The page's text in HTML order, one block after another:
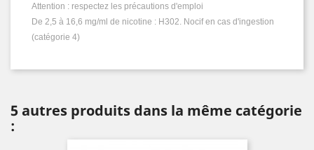
Attention : respectez les précautions d'emploi
De 2,5 à 16,6 mg/ml de nicotine : H302. Nocif en cas d'ingestion
(catégorie 4)
5 autres produits dans la même catégorie
: